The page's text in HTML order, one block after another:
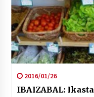
2016/01/26
IBAIZABAL: